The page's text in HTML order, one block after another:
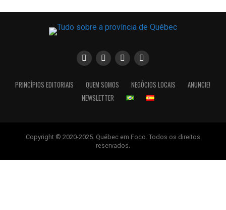
PRINCÍPIOS EDITORIAIS QUEM SOMOS NEGÓCIOS LOCAIS
ANUNCIE!
NEWSLETTER
Copyright © 2020-2025. Québec em Foco. Todos os direitos
reservados.